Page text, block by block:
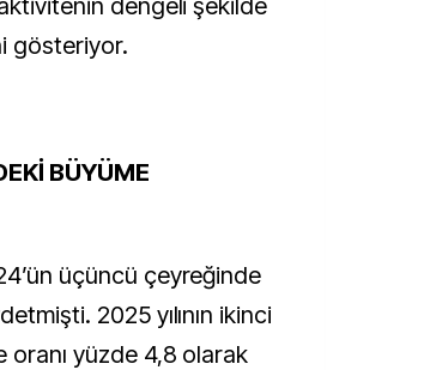
dengeli şekilde
gösteriyor.
BÜYÜME
üçüncü çeyreğinde
2025 yılının ikinci
oranı yüzde 4,8 olarak